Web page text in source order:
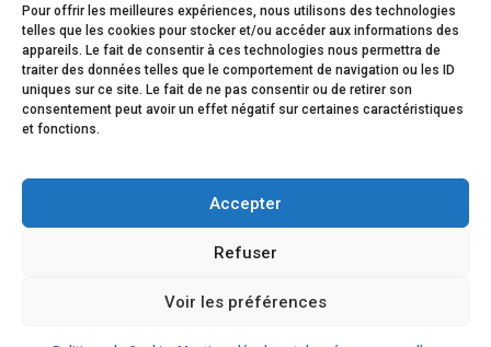
Pour offrir les meilleures expériences, nous utilisons des technologies
telles que les cookies pour stocker et/ou accéder aux informations des
appareils. Le fait de consentir à ces technologies nous permettra de
traiter des données telles que le comportement de navigation ou les ID
uniques sur ce site. Le fait de ne pas consentir ou de retirer son
consentement peut avoir un effet négatif sur certaines caractéristiques
et fonctions.
Accepter
Refuser
Voir les préférences
Droit à l’image
Plan du site
AMI & MIS
Engagements
éthiques
Concertation du public